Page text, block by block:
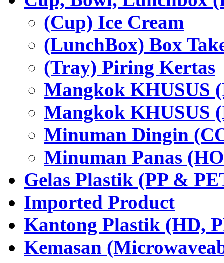
(Cup) Ice Cream
(LunchBox) Box
(Tray) Piring Kertas
Mangkok KHUSUS
Mangkok KHUSUS
Minuman Dingin
Minuman Panas
Gelas Plastik (PP &
Imported Product
Kantong Plastik (HD,
Kemasan